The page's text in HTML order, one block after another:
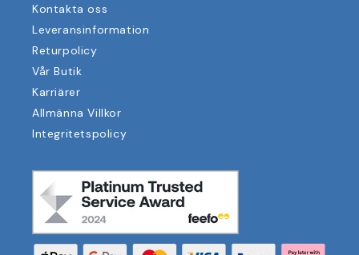
Kontakta oss
Leveransinformation
Returpolicy
Vår Butik
Karriärer
Allmänna Villkor
Integritetspolicy